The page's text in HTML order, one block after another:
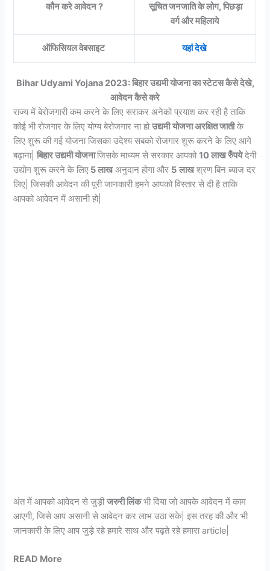
कौन करे आवेदन ?
सूचित जनजाति के लोग, पिछड़ा
वर्ग और महिलाये
ऑफिसियल वेबसाइट यहां देखे
Bihar Udyami Yojana 2023: बिहार उद्यमी योजना का स्टेटस कैसे देखे,
आवेदन कैसे करे
राज्य में बेरोजगारी कम करने के लिए सराकर अनेको प्रयाश कर रही है ताकि
कोई भी रोजगार के लिए योग्य बेरोजगार ना होउद्यमी योजना अरक्षित जातीके
लिए शुरू की गई योजना जिसका उदेश्य सबको रोजगार शुरू करने के लिए आगे
बढ़ाना|बिहार उद्यमी योजनाजिसके माध्यम से सरकार आपको10 लाख रुँपयेदेगी
उद्योग शुरू करने के लिए 5 लाखअनुदान होगा और 5 लाखश्रण बिन ब्याज दर
लिए| जिसकी आवेदन की पूरी जानकारी हमने आपको विस्तार से दी है ताकि
आपको आवेदन में असानी हो|
अंत में आपको आवेदन से जुड़ीजरुरी लिंकभी दिया जो आपके आवेदन में काम
आएगी, जिसे आप असानी से आवेदन कर लाभ उठा सके| इस तरह की और भी
जानकारी के लिए आप जुड़े रहे हमारे साथ और पढ़ते रहे हमारा article|
READ More